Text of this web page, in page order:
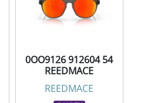
0OO9126 912604 54
REEDMACE
REEDMACE